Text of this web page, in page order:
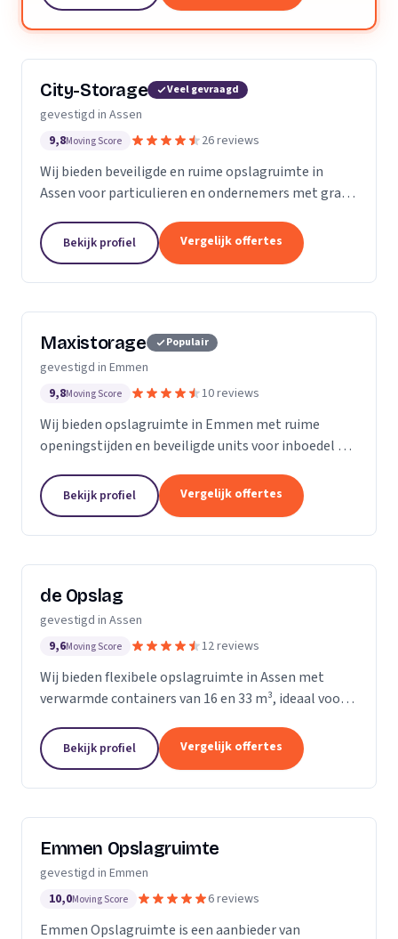
City-Storage Veel gevraagd
gevestigd in Assen
9,8Moving Score 26 reviews
Wij bieden beveiligde en ruime opslagruimte in
Assen voor particulieren en ondernemers met gratis
Bekijk profiel Vergelijk offertes
Maxistorage Populair
gevestigd in Emmen
9,8Moving Score 10 reviews
Wij bieden opslagruimte in Emmen met ruime
openingstijden en beveiligde units voor inboedel en
Bekijk profiel Vergelijk offertes
de Opslag
gevestigd in Assen
9,6Moving Score 12 reviews
Wij bieden flexibele opslagruimte in Assen met
verwarmde containers van 16 en 33 m³, ideaal voor
Bekijk profiel Vergelijk offertes
Emmen Opslagruimte
gevestigd in Emmen
10,0Moving Score 6 reviews
Emmen Opslagruimte is een aanbieder van